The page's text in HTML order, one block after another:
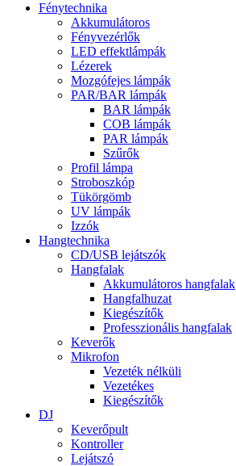
Fénytechnika
Akkumulátoros
Fényvezérlők
LED effektlámpák
Lézerek
Mozgófejes lámpák
PAR/BAR lámpák
BAR lámpák
COB lámpák
PAR lámpák
Szűrők
Profil lámpa
Stroboszkóp
Tükörgömb
UV lámpák
Izzók
Hangtechnika
CD/USB lejátszók
Hangfalak
Akkumulátoros hangfalak
Hangfalhuzat
Kiegészítők
Professzionális hangfalak
Keverők
Mikrofon
Vezeték nélküli
Vezetékes
Kiegészítők
DJ
Keverőpult
Kontroller
Lejátszó